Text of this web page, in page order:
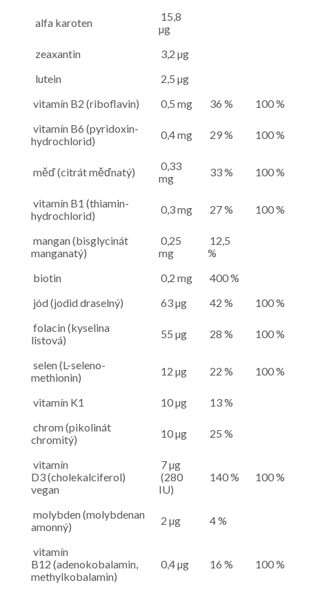
alfa karoten
15,8
µg
zeaxantin
3,2 µg
lutein
2,5 µg
vitamín B2 (riboflavin)
0,5 mg 36 %
100 %
vitamín B6 (pyridoxin-
hydrochlorid)
0,4 mg 29 % 100 %
měď (citrát měďnatý)
0,33
mg
33 % 100 %
vitamín B1 (thiamin-
hydrochlorid)
0,3 mg 27 % 100 %
mangan (bisglycinát
manganatý)
0,25
mg
12,5
%
biotin
0,2 mg
400 %
jód (jodid draselný)
63 µg 42 %
100 %
folacin (kyselina
listová)
55 µg 28 % 100 %
selen (L-seleno-
methionin)
12 µg 22 % 100 %
vitamín K1 10 µg
13 %
chrom (pikolinát
chromitý)
10 µg 25 %
vitamín
D3 (cholekalciferol)
vegan
7 µg
(280
IU)
140 % 100 %
molybden (molybdenan
amonný)
2 µg 4 %
vitamín
B12 (adenokobalamin,
methylkobalamin)
0,4 µg 16 % 100 %